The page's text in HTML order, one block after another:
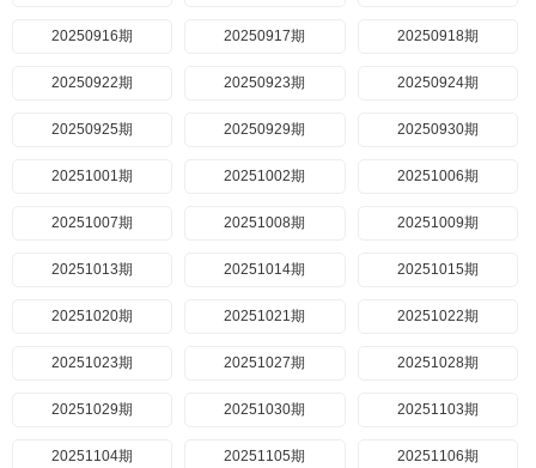
20250916期 20250917期 20250918期
20250922期 20250923期 20250924期
20250925期 20250929期 20250930期
20251001期 20251002期 20251006期
20251007期 20251008期 20251009期
20251013期 20251014期 20251015期
20251020期 20251021期 20251022期
20251023期 20251027期 20251028期
20251029期 20251030期 20251103期
20251104期 20251105期 20251106期